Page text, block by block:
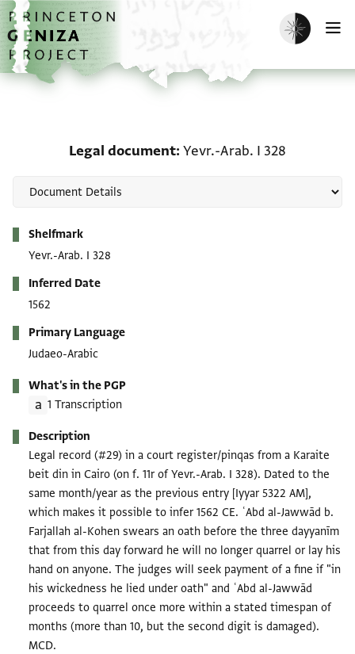
Skip to main content
home
Enable dark
Legal document Yevr.-Arab. I 328
Shelfmark
Yevr.-Arab. I 328
Inferred Date
1562
Primary Language
Judaeo-Arabic
What's in the PGP
1 Transcription
Description
Legal record (#29) in a court register/pinqas from a Karaite
beit din in Cairo (on f. 11r of Yevr.-Arab. I 328). Dated to the
same month/year as the previous entry [Iyyar 5322 AM],
which makes it possible to infer 1562 CE. ʿAbd al-Jawwād b.
Farjallah al-Kohen swears an oath before the three dayyanīm
that from this day forward he will no longer quarrel or lay his
hand on anyone. The judges will seek payment of a fine if "in
his wickedness he lied under oath" and ʿAbd al-Jawwād
proceeds to quarrel once more within a stated timespan of
months (more than 10, but the second digit is damaged).
MCD.